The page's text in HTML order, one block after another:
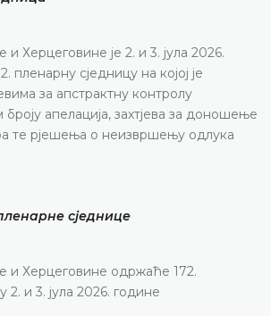
Херцеговине је 2. и 3. јула 2026.
пленарну сједницу на којој је
за апстрактну контролу
апелација, захтјева за доношење
те рјешења о неизвршењу одлука
сједнице
и Херцеговине одржаће 172.
2. и 3. јула 2026. године